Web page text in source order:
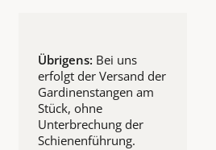
Übrigens: Bei uns
erfolgt der Versand der
Gardinenstangen am
Stück, ohne
Unterbrechung der
Schienenführung.